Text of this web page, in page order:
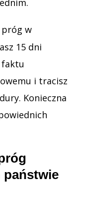
próg w
15 dni
faktu
i tracisz
Konieczna
państwie